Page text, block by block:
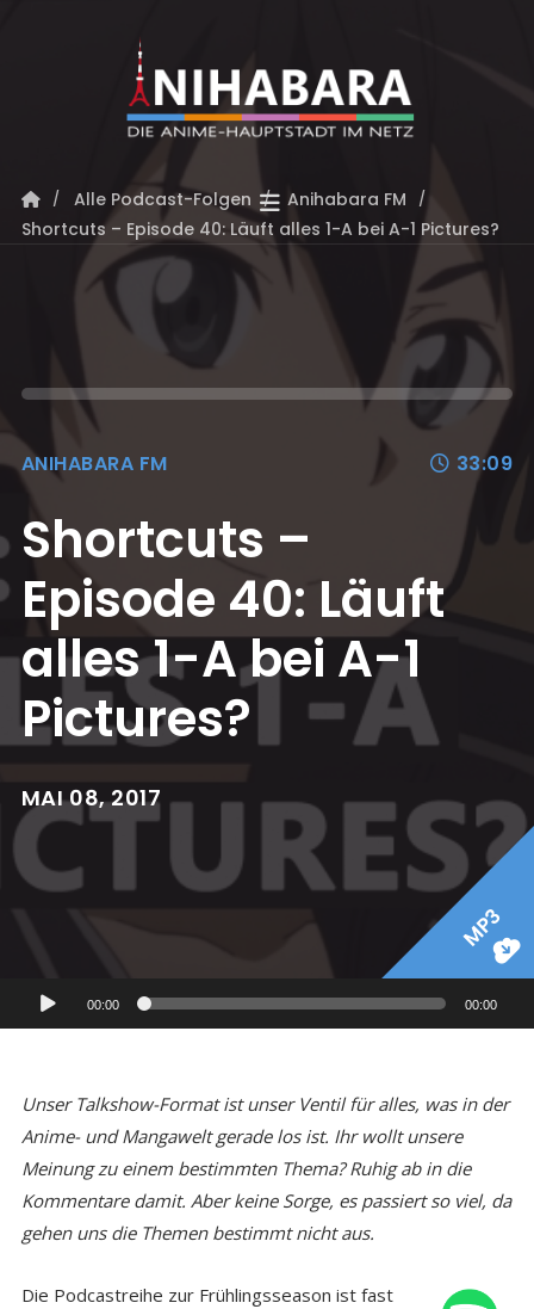
Alle Podcast-Folgen
Anihabara FM
Shortcuts – Episode 40: Läuft alles 1-A bei A-1 Pictures?
ANIHABARA FM 33:09
Shortcuts –
Episode 40: Läuft
alles 1-A bei A-1
Pictures?
MAI 08, 2017
MP3
Audio-
Player
00:00 00:00
Unser Talkshow-Format ist unser Ventil für alles, was in der
Anime- und Mangawelt gerade los ist. Ihr wollt unsere
Meinung zu einem bestimmten Thema? Ruhig ab in die
Kommentare damit. Aber keine Sorge, es passiert so viel, da
gehen uns die Themen bestimmt nicht aus.
Die Podcastreihe zur Frühlingsseason ist fast